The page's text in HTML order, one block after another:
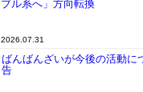
ブル系へ」方向転換
2026.07.31
ばんばんざいが今後の活動に
告